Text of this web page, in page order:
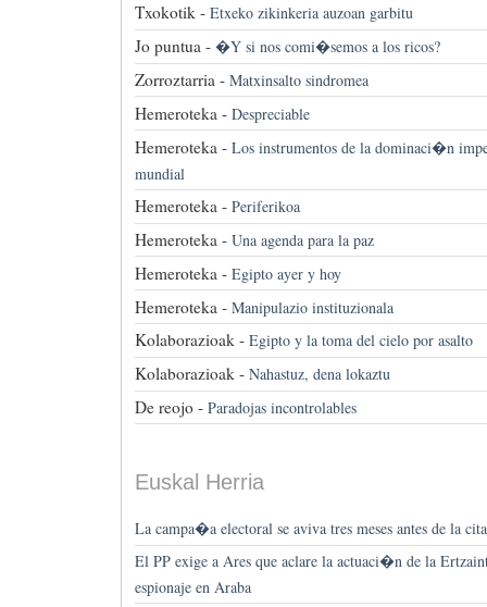
Txokotik - Etxeko zikinkeria auzoan garbitu
Jo puntua - �Y si nos comi�semos a los ricos?
Zorroztarria - Matxinsalto sindromea
Hemeroteka - Despreciable
Hemeroteka - Los instrumentos de la dominaci�n
mundial
Hemeroteka - Periferikoa
Hemeroteka - Una agenda para la paz
Hemeroteka - Egipto ayer y hoy
Hemeroteka - Manipulazio instituzionala
Kolaborazioak - Egipto y la toma del cielo por asalto
Kolaborazioak - Nahastuz, dena lokaztu
De reojo - Paradojas incontrolables
Euskal Herria
La campa�a electoral se aviva tres meses antes de la
El PP exige a Ares que aclare la actuaci�n de la
espionaje en Araba